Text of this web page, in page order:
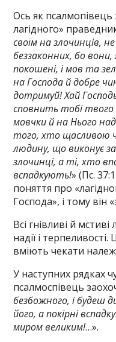
Ось як псалмопівець
лагідного»
своїм на злочинців,
беззаконних, бо
покошені, і мов та
на Господа й добре
дотримуй! Хай
сповнить тобі
мовчки й на Нього
того, хто щасливою
людину, що виконує
злочинці, а ті, хто
вспадкують!» (Пс.
поняття про
Господа», і тому він
Всі гнівливі й
надії і
вміють чекати
У наступних рядках
псалмоспівець
безбожного, і будеш
його, а покірні
миром великим!…».